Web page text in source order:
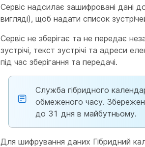
Сервіс надсилає зашифровані дані
вигляді), щоб надати список
Сервіс не зберігає та не передає
зустрічі, текст зустрічі та адреси
під час зберігання та передачі.
Служба гібридного
обмеженого часу.
до 31 дня в майбутньому.
Для шифрування даних Гібридний